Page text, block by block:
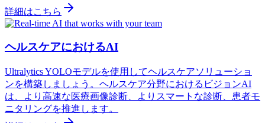
詳細はこちら
ヘルスケアにおけるAI
Ultralytics YOLOモデルを使用してヘルスケアソリューショ
ンを構築しましょう。ヘルスケア分野におけるビジョンAI
は、より高速な医療画像診断、よりスマートな診断、患者モ
ニタリングを推進します。